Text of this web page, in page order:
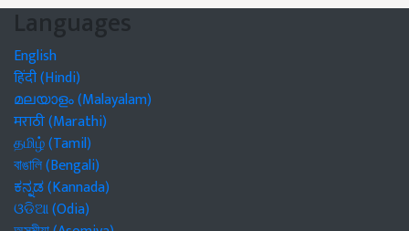
Languages
English
हिंदी (Hindi)
മലയാളം (Malayalam)
मराठी (Marathi)
தமிழ் (Tamil)
বাঙালি (Bengali)
ಕನ್ನಡ (Kannada)
ଓଡିଆ (Odia)